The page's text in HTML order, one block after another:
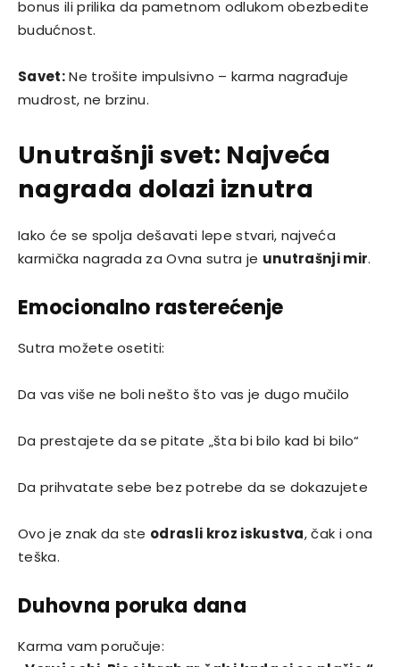
bonus ili prilika da pametnom odlukom obezbedite
budućnost.
Savet:Ne trošite impulsivno – karma nagrađuje
mudrost, ne brzinu.
Unutrašnji svet: Najveća
nagrada dolazi iznutra
Iako će se spolja dešavati lepe stvari, najveća
karmička nagrada za Ovna sutra je unutrašnji mir.
Emocionalno rasterećenje
Sutra možete osetiti:
Da vas više ne boli nešto što vas je dugo mučilo
Da prestajete da se pitate „šta bi bilo kad bi bilo“
Da prihvatate sebe bez potrebe da se dokazujete
Ovo je znak da ste odrasli kroz iskustva, čak i ona
teška.
Duhovna poruka dana
Karma vam poručuje: